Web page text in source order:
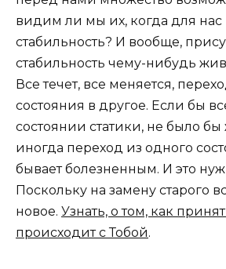
видим ли мы их, когда для нас
стабильность? И вообще,
стабильность чему-нибудь
Все течет, все меняется,
состояния в другое. Если бы
состоянии статики, не было
иногда переход из одного
бывает болезненным. И это
Поскольку на замену старого
новое. Узнать, о том, как
происходит с Тобой.